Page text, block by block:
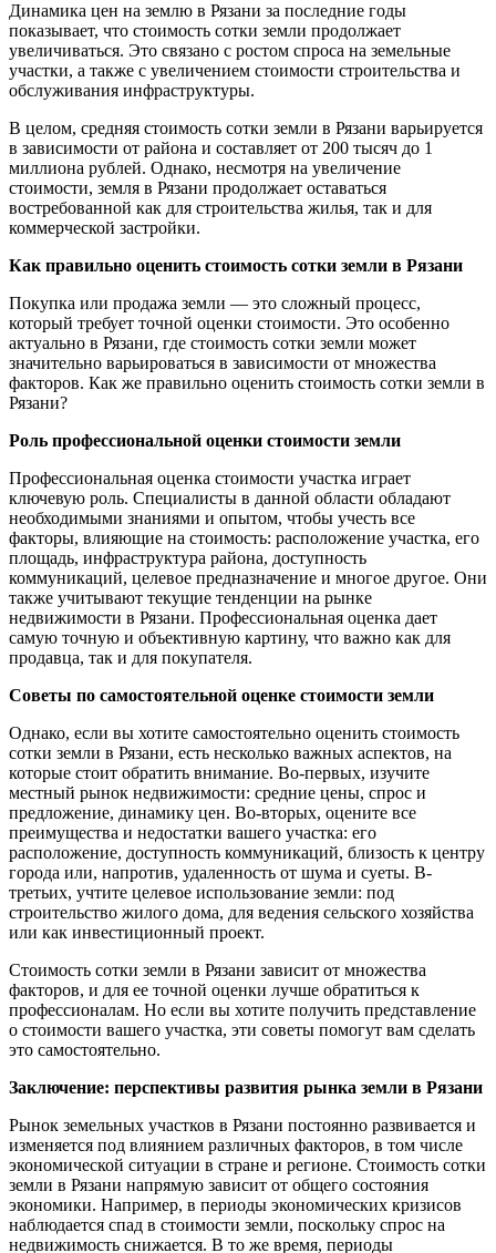
Динамика цен на землю в Рязани за последние годы
показывает, что стоимость сотки земли продолжает
увеличиваться. Это связано с ростом спроса на земельные
участки, а также с увеличением стоимости строительства и
обслуживания инфраструктуры.
В целом, средняя стоимость сотки земли в Рязани варьируется
в зависимости от района и составляет от 200 тысяч до 1
миллиона рублей. Однако, несмотря на увеличение
стоимости, земля в Рязани продолжает оставаться
востребованной как для строительства жилья, так и для
коммерческой застройки.
Как правильно оценить стоимость сотки земли в Рязани
Покупка или продажа земли — это сложный процесс,
который требует точной оценки стоимости. Это особенно
актуально в Рязани, где стоимость сотки земли может
значительно варьироваться в зависимости от множества
факторов. Как же правильно оценить стоимость сотки земли в
Рязани?
Роль профессиональной оценки стоимости земли
Профессиональная оценка стоимости участка играет
ключевую роль. Специалисты в данной области обладают
необходимыми знаниями и опытом, чтобы учесть все
факторы, влияющие на стоимость: расположение участка, его
площадь, инфраструктура района, доступность
коммуникаций, целевое предназначение и многое другое. Они
также учитывают текущие тенденции на рынке
недвижимости в Рязани. Профессиональная оценка дает
самую точную и объективную картину, что важно как для
продавца, так и для покупателя.
Советы по самостоятельной оценке стоимости земли
Однако, если вы хотите самостоятельно оценить стоимость
сотки земли в Рязани, есть несколько важных аспектов, на
которые стоит обратить внимание. Во-первых, изучите
местный рынок недвижимости: средние цены, спрос и
предложение, динамику цен. Во-вторых, оцените все
преимущества и недостатки вашего участка: его
расположение, доступность коммуникаций, близость к центру
города или, напротив, удаленность от шума и суеты. В-
третьих, учтите целевое использование земли: под
строительство жилого дома, для ведения сельского хозяйства
или как инвестиционный проект.
Стоимость сотки земли в Рязани зависит от множества
факторов, и для ее точной оценки лучше обратиться к
профессионалам. Но если вы хотите получить представление
о стоимости вашего участка, эти советы помогут вам сделать
это самостоятельно.
Заключение: перспективы развития рынка земли в Рязани
Рынок земельных участков в Рязани постоянно развивается и
изменяется под влиянием различных факторов, в том числе
экономической ситуации в стране и регионе. Стоимость сотки
земли в Рязани напрямую зависит от общего состояния
экономики. Например, в периоды экономических кризисов
наблюдается спад в стоимости земли, поскольку спрос на
недвижимость снижается. В то же время, периоды